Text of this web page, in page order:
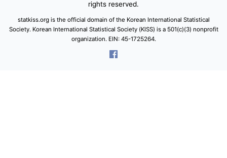
rights reserved.
statkiss.org is the official domain of the Korean International Statistical
Society. Korean International Statistical Society (KISS) is a 501(c)(3) nonprofit
organization. EIN: 45-1725264.